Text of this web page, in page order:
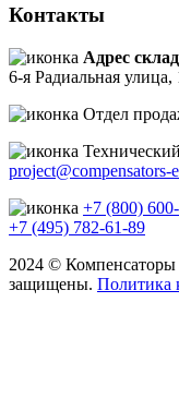
Контакты
Адрес
6-я Радиальная улица,
Отдел
project@compensators-
+7 (800)
+7 (495) 782-61-89
2024 ©
защищены. Политика